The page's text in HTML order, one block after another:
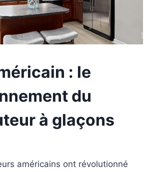
: le
du
à glaçons
américains ont révolutionné